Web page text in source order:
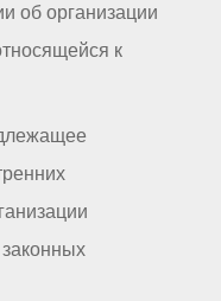
об организации
к